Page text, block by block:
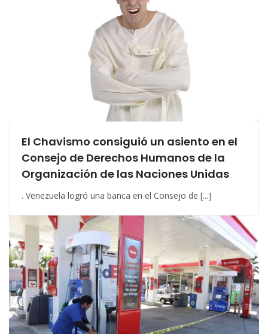
El Chavismo consiguió un asiento en el
Consejo de Derechos Humanos de la
Organización de las Naciones Unidas
. Venezuela logró una banca en el Consejo de [...]